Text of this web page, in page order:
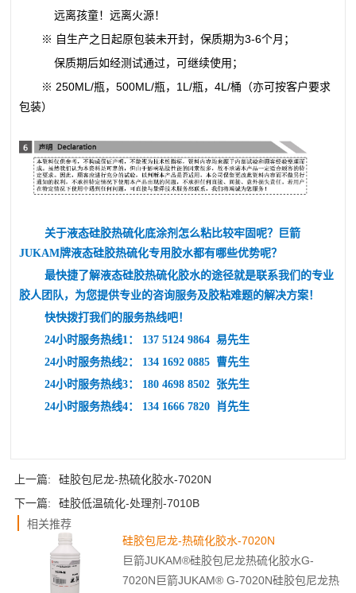
远离孩童！远离火源！
※ 自生产之日起原包装未开封，保质期为3-6个月；
保质期后如经测试通过，可继续使用；
※ 250ML/瓶，500ML/瓶，1L/瓶，4L/桶（亦可按客户要求
包装）
关于液态硅胶热硫化底涂剂 怎么粘比较牢固呢？巨箭
JUKAM牌液态硅胶热硫化专用胶水都有哪些优势呢？
最快捷了解液态硅胶热硫化胶水的途径就是联系我们的专业
胶人团队，为您提供专业的咨询服务及胶粘难题的解决方案！
快快拨打我们的服务热线吧！
24小时服务热线1： 137 5124 9864 易先生
24小时服务热线2： 134 1692 0885 曹先生
24小时服务热线3： 180 4698 8502 张先生
24小时服务热线4： 134 1666 7820 肖先生
上一篇:
硅胶包尼龙-热硫化胶水-7020N
下一篇:
硅胶低温硫化-处理剂-7010B
相关推荐
硅胶包尼龙-热硫化胶水-7020N
巨箭JUKAM®硅胶包尼龙热硫化胶水G-
7020N巨箭JUKAM® G-7020N硅胶包尼龙热